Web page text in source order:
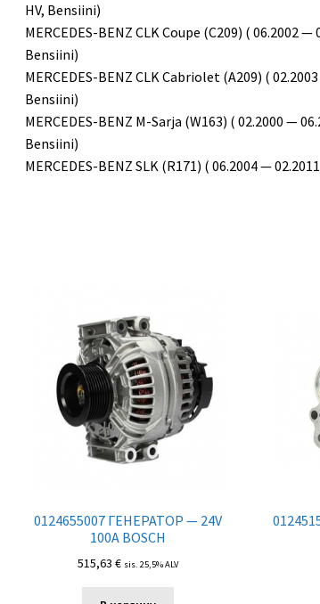
HV, Bensiini)
MERCEDES-BENZ CLK Coupe (C209) ( 06.2002 —
Bensiini)
MERCEDES-BENZ CLK Cabriolet (A209) (
Bensiini)
MERCEDES-BENZ M-Sarja (W163) ( 02.2000 —
Bensiini)
MERCEDES-BENZ SLK (R171) ( 06.2004 —
0124655007 ГЕНЕРАТОР — 24V
100A BOSCH
515,63€ sis. 25,5% ALV